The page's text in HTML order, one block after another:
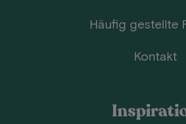
Häufig gestellte
Kontakt